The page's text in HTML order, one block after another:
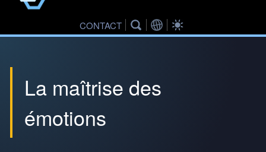
CONTACT
La maîtrise des
émotions